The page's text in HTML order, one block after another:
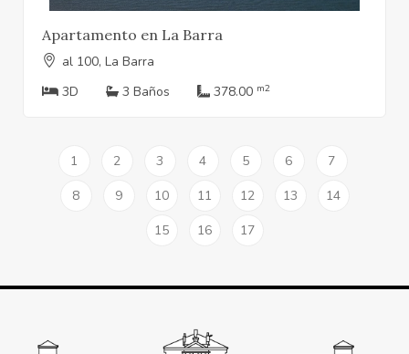
Apartamento en La Barra
al 100, La Barra
3D
3 Baños 378.00 m2
1 2 3 4 5 6
7
8
9 10 11 12 13
14
15
16 17